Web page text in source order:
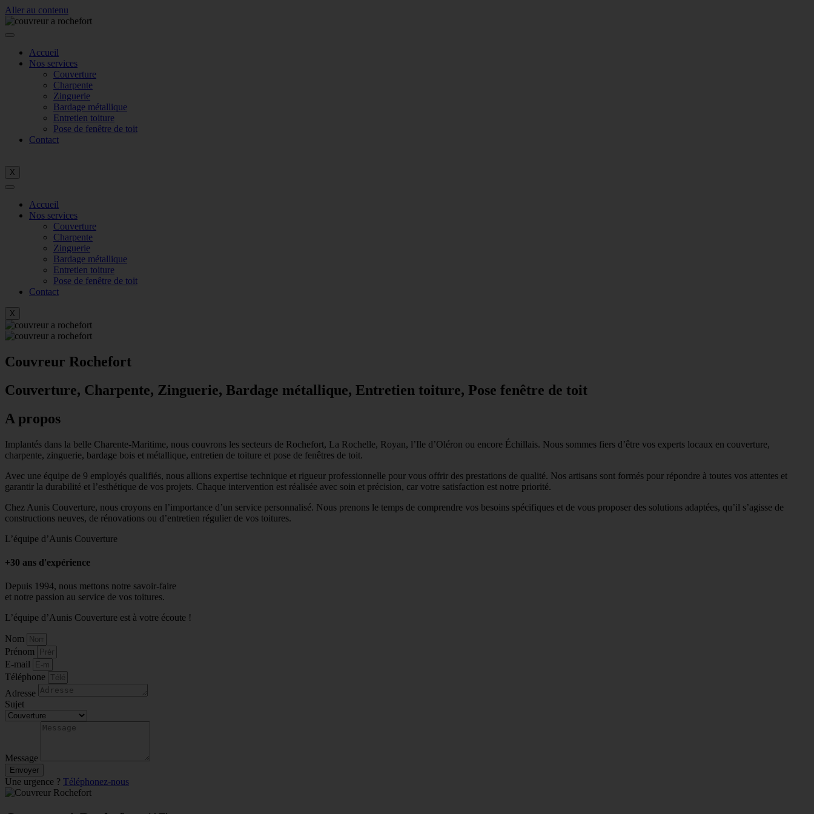
Aller au contenu
Accueil
Nos services
Couverture
Charpente
Zinguerie
Bardage métallique
Entretien toiture
Pose de fenêtre de toit
Contact
X
Accueil
Nos services
Couverture
Charpente
Zinguerie
Bardage métallique
Entretien toiture
Pose de fenêtre de toit
Contact
X
Couvreur Rochefort
Couverture, Charpente, Zinguerie, Bardage métallique, Entretien toiture, Pose fenêtre de toit
A propos
Implantés dans la belle Charente-Maritime, nous couvrons les secteurs de Rochefort, La Rochelle, Royan, l’Ile d’Oléron ou encore Échillais. Nous sommes fiers d’être vos experts locaux en couverture,
charpente, zinguerie, bardage bois et métallique, entretien de toiture et pose de fenêtres de toit.
Avec une équipe de 9 employés qualifiés, nous allions expertise technique et rigueur professionnelle pour vous offrir des prestations de qualité. Nos artisans sont formés pour répondre à toutes vos attentes et
garantir la durabilité et l’esthétique de vos projets. Chaque intervention est réalisée avec soin et précision, car votre satisfaction est notre priorité.
Chez Aunis Couverture, nous croyons en l’importance d’un service personnalisé. Nous prenons le temps de comprendre vos besoins spécifiques et de vous proposer des solutions adaptées, qu’il s’agisse de
constructions neuves, de rénovations ou d’entretien régulier de vos toitures.
L’équipe d’Aunis Couverture
+30 ans d'expérience
Depuis 1994, nous mettons notre savoir-faire
et notre passion au service de vos toitures.
L’équipe d’Aunis Couverture est à votre écoute !
Nom
Prénom
E-mail
Téléphone
Adresse
Sujet
Message
Envoyer
Une urgence ? Téléphonez-nous